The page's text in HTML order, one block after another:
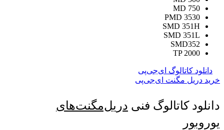
MD 750
PMD 3530
SMD 351H
SMD 351L
SMD352
TP 2000
دانلود کاتالوگ ای‌جی‌پی
خرید دریل مگنت ای‌جی‌پی
دانلود کاتالوگ فنی دریل‌مگنت‌های
یوروبور